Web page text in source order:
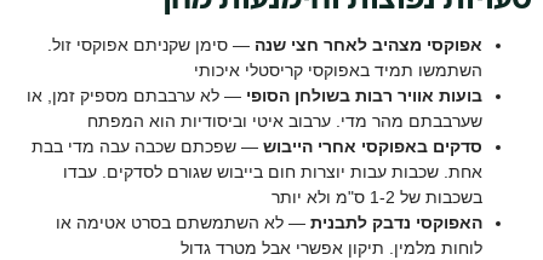
אפוקסי מצהיב לאחר חצי שנה — סימן שקניתם אפוקסי זול.
השתמשו תמיד באפוקסי קריסטלי איכותי
בועות אוויר רבות בשולחן הסופי — לא ערבבתם מספיק זמן, או
שערבבתם מהר מדי. ערבוב איטי וביסודיות הוא המפתח
סדקים באפוקסי אחרי הייבוש — שפכתם שכבה עבה מדי בבת
אחת. שכבות עבות יוצרות חום בייבוש שגורם לסדקים. עבדו
בשכבות של 1-2 ס"מ ולא יותר
האפוקסי נדבק לתבנית — לא השתמשתם בסרט אטימה או
לוחות מלמין. תיקון אפשרי אבל מטרד גדול